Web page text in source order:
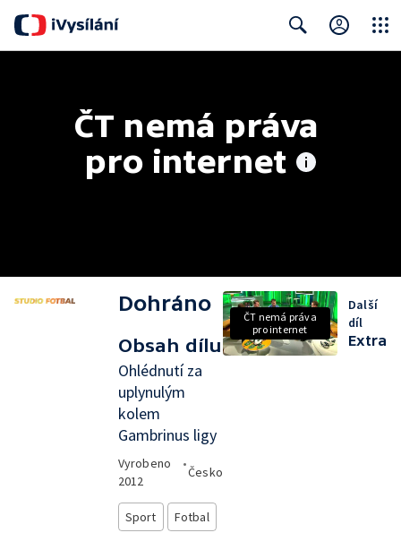
ČT nemá práva
pro internet
Dohráno
Obsah dílu
Ohlédnutí za
uplynulým
kolem
Gambrinus ligy
Vyrobeno
2012
•
Česko
Sport Fotbal
ČT nemá práva
pro internet
Další
díl
Extra